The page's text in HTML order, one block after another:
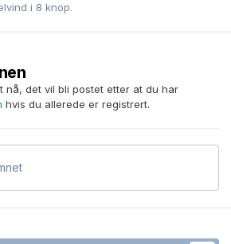
i 8 knop.
nå, det vil bli postet etter at du har
hvis du allerede er registrert.